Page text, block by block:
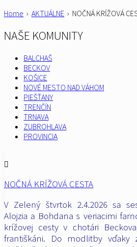
Home › AKTUÁLNE › NOČNÁ KRÍŽOVÁ
NAŠE KOMUNITY
BALCHAŠ
BECKOV
KOŠICE
NOVÉ MESTO NAD VÁHOM
PIEŠŤANY
TRENČÍN
TRNAVA
ZUBROHLAVA
PROVINCIA
NOČNÁ KRÍŽOVÁ CESTA
V Zelený štvrtok 2.4.2026 sa
Alojzia a Bohdana s veriacimi
krížovej cesty v chotári
františkáni. Do modlitby vďaky